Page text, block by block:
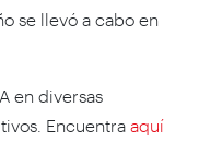
se llevó a cabo en
en diversas
Encuentra aquí